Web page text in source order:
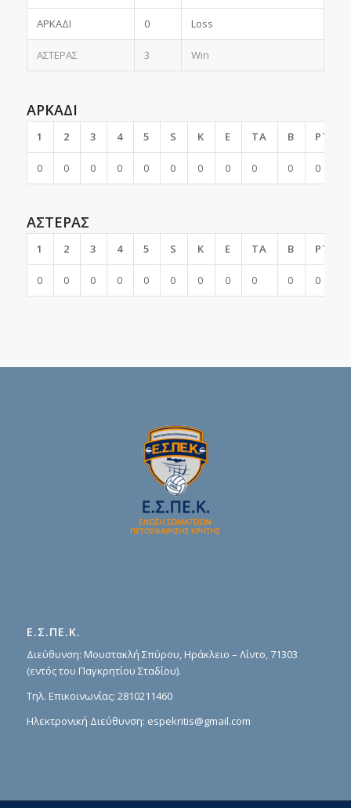
ΑΡΚΑΔΙ 0 Loss
ΑΣΤΕΡΑΣ 3 Win
ΑΡΚΑΔΙ
1 2 3 4 5 S K E TA B PTS
0 0 0 0 0 0 0 0 0 0 0
ΑΣΤΕΡΑΣ
1 2 3 4 5 S K E TA B PTS
0 0 0 0 0 0 0 0 0 0 0
Ε.Σ.ΠΕ.Κ.
Διεύθυνση: Μουστακλή Σπύρου, Ηράκλειο – Λίντο, 71303
(εντός του Παγκρητίου Σταδίου).
Τηλ. Επικοινωνίας: 2810211460
Ηλεκτρονική Διεύθυνση: espekritis@gmail.com